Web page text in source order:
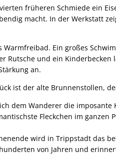
früheren Schmiede ein
macht. In der Werkstatt
Warmfreibad. Ein großes
Rutsche und ein Kinderbecken
an.
ist der alte Brunnenstollen,
dem Wanderer die imposante
Fleckchen im ganzen
wird in Trippstadt das
von Jahren und